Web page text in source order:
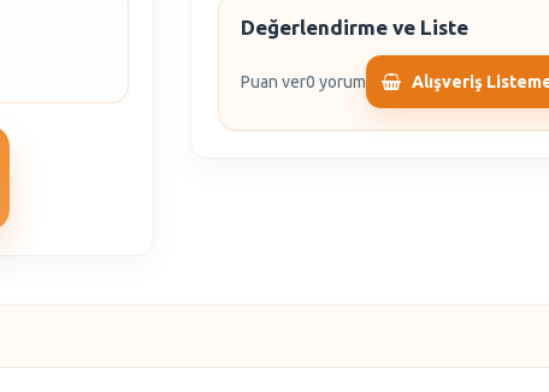
Değerlendirme ve Liste
Puan ver0 yorum Alışveriş